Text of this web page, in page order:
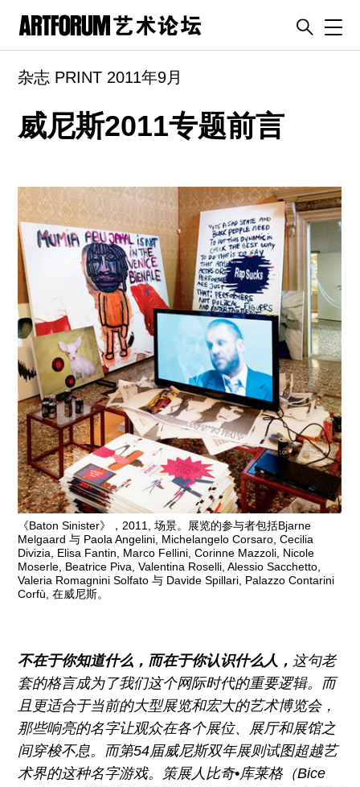
artguide
新闻
展评
专栏
视频
ENGLISH
ART & EDUCATION
广告
订阅
往期内容
联系我们
关注我们
杂志 PRINT 2011年9月
威尼斯2011专题前言
《Baton Sinister》，2011, 场景。展览的参与者包括Bjarne
Melgaard 与 Paola Angelini, Michelangelo Corsaro, Cecilia
Divizia, Elisa Fantin, Marco Fellini, Corinne Mazzoli, Nicole
Moserle, Beatrice Piva, Valentina Roselli, Alessio Sacchetto,
Valeria Romagnini Solfato 与 Davide Spillari, Palazzo Contarini
Corfù, 在威尼斯。
不在于你知道什么，而在于你认识什么人， 这句老
套的格言成为了我们这个网际时代的重要逻辑。而
且更适合于当前的大型展览和宏大的艺术博览会，
那些响亮的名字让观众在各个展位、展厅和展馆之
间穿梭不息。而第54届威尼斯双年展则试图超越艺
术界的这种名字游戏。策展人比奇•库莱格（Bice